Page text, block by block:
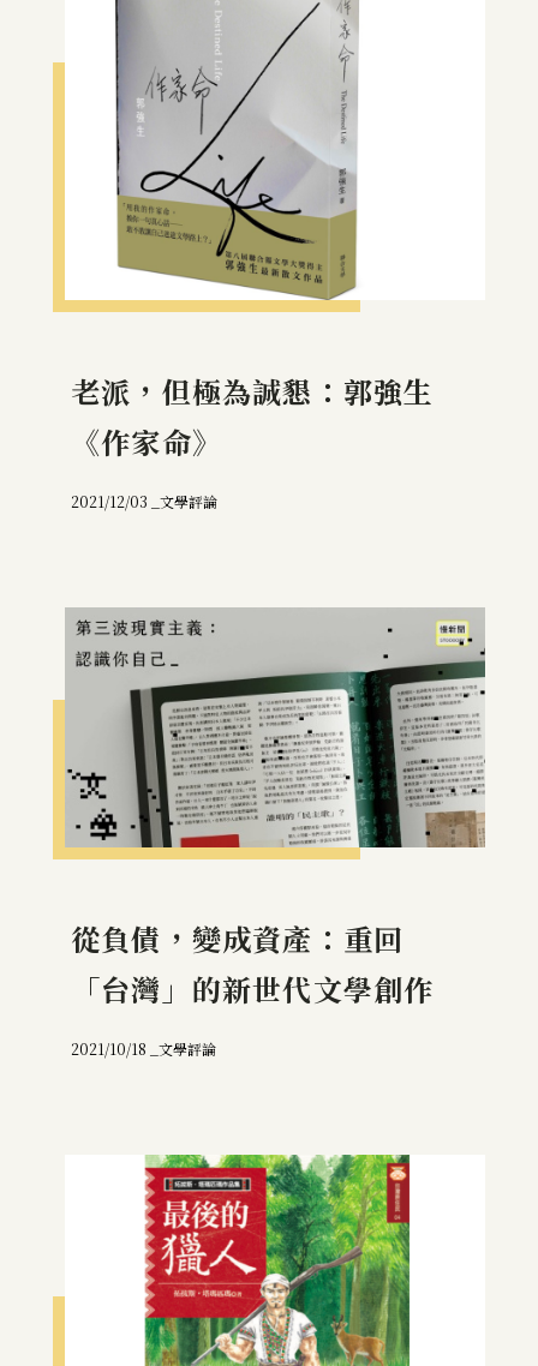
老派，但極為誠懇：郭強生
《作家命》
2021/12/03 _ 文學評論
從負債，變成資產：重回
「台灣」的新世代文學創作
2021/10/18 _ 文學評論